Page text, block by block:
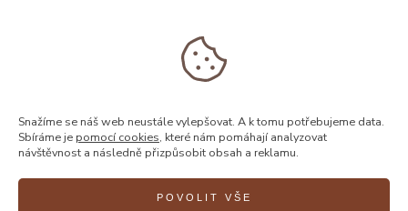
Snažíme se náš web neustále vylepšovat. A k tomu potřebujeme data.
Sbíráme je pomocí cookies, které nám pomáhají analyzovat
návštěvnost a následně přizpůsobit obsah a reklamu.
POVOLIT VŠE